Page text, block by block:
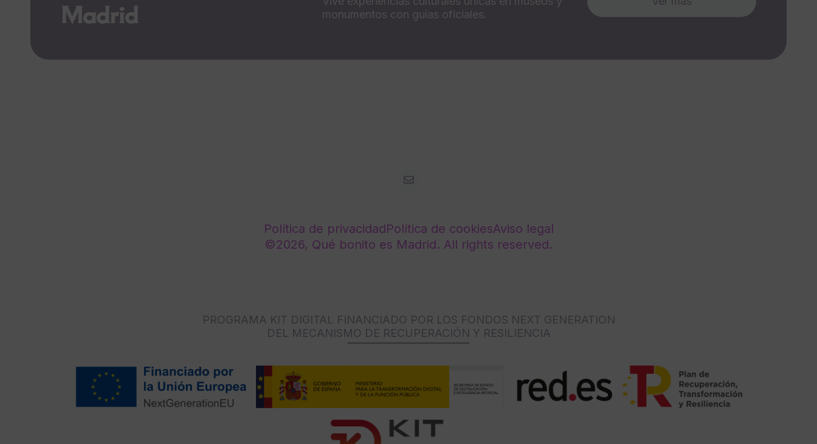
Madrid
monumentos con guías oficiales.
Política de privacidadPolítica de cookiesAviso legal
©2026, Qué bonito es Madrid. All rights reserved.
PROGRAMA KIT DIGITAL FINANCIADO POR LOS FONDOS NEXT GENERATION
DEL MECANISMO DE RECUPERACIÓN Y RESILIENCIA